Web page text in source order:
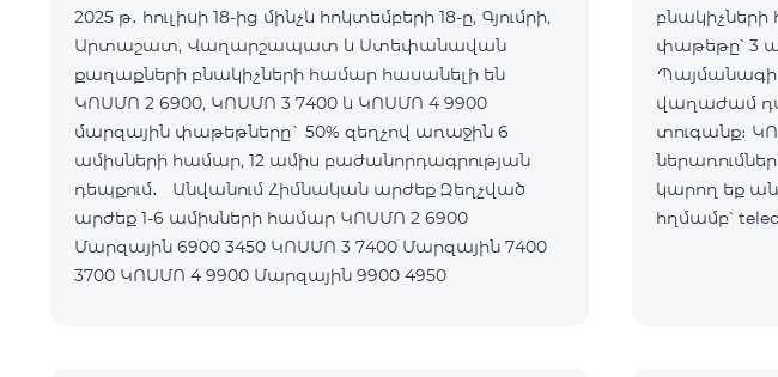
2025 թ․ հուլիսի 18-ից մինչև հոկտեմբերի 18-ը, Գյումրի,
Արտաշատ, Վաղարշապատ և Ստեփանավան
քաղաքների բնակիչների համար հասանելի են
ԿՈՍՄՈ 2 6900, ԿՈՍՄՈ 3 7400 և ԿՈՍՄՈ 4 9900
մարզային փաթեթները` 50% զեղչով առաջին 6
ամիսների համար, 12 ամիս բաժանորդագրության
դեպքում․ Անվանում Հիմնական արժեք Զեղչված
արժեք 1-6 ամիսների համար ԿՈՍՄՈ 2 6900
Մարզային 6900 3450 ԿՈՍՄՈ 3 7400 Մարզային 7400
3700 ԿՈՍՄՈ 4 9900 Մարզային 9900 4950
փաթեթը՝ 3
վաղաժամ
տուգանք։
կարող եք
հղմամբ՝